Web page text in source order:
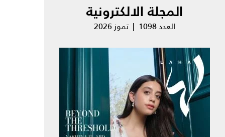
المجلة الالكترونية
العدد 1098 | تموز 2026